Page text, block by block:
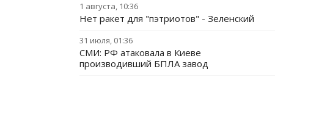
1 августа, 10:36
Нет ракет для "пэтриотов" - Зеленский
31 июля, 01:36
СМИ: РФ атаковала в Киеве
производивший БПЛА завод